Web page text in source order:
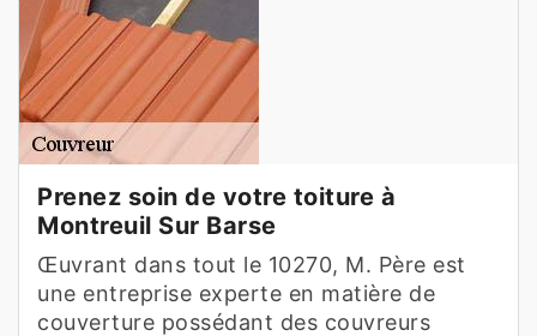
Prenez soin de votre toiture à
Montreuil Sur Barse
Œuvrant dans tout le 10270, M. Père est
une entreprise experte en matière de
couverture possédant des couvreurs